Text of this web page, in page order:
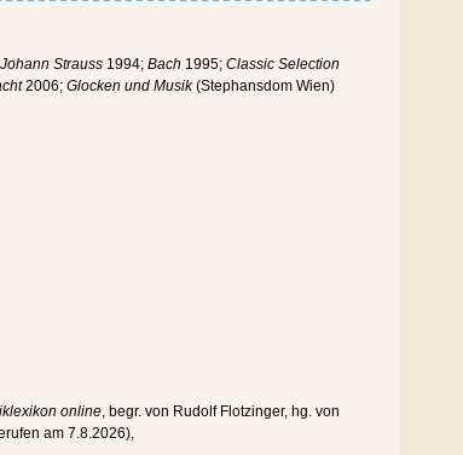
Johann Strauss 1994; Bach 1995; Classic Selection
2006; Glocken und Musik(Stephansdom Wien)
online, begr. von Rudolf Flotzinger, hg. von
am 7.8.2026),